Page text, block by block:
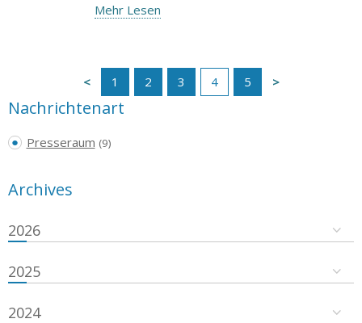
Mehr Lesen
1 2 3 4 5
Nachrichtenart
Presseraum (9)
Archives
2026
2025
2024